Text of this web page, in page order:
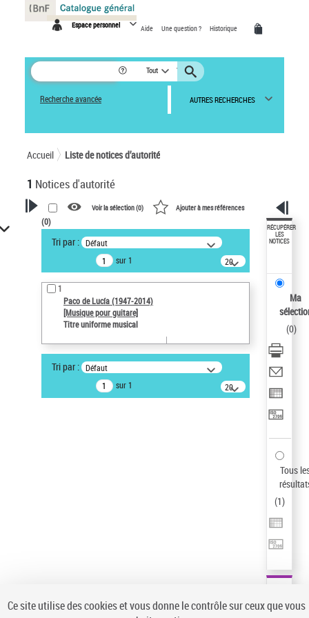
Espace personnel Aide Une question ? Historique
Tout
Recherche avancée AUTRES RECHERCHES
Accueil Liste de notices d’autorité
1 Notices d'autorité
VOTRE RECHERCHE
Recherche avancée dans les
notices d’autorité
Œuvres liées à l'auteur :
Paco de Lucía (1947-2014)
Type de notice d'autorité
Œuvre
Statut de la notice d’autorité
Voir la sélection (0) Ajouter à mes références
(0)
Tri par : Défaut
sur 1
20
résultats/page
1
Paco de Lucía (1947-2014)
[Musique pour guitare]
Titre uniforme musical
Tri par : Défaut
sur 1
20
résultats/page
RÉCUPÉRER
LES
NOTICES
Ma
(0)
Tous
(1)
Panneau de gestion des cookies
Ce site utilise des cookies et vous donne le contrôle sur ceux que vous